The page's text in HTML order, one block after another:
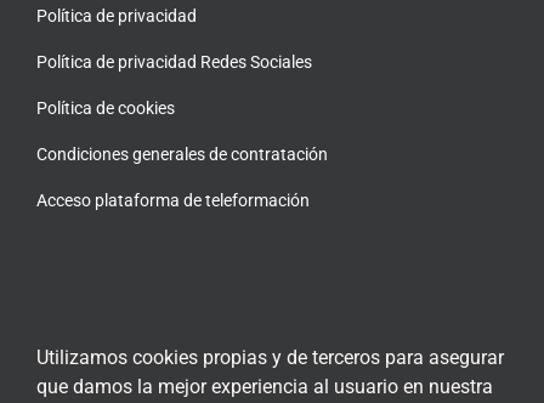
Política de privacidad
Política de privacidad Redes Sociales
Política de cookies
Condiciones generales de contratación
Acceso plataforma de teleformación
Utilizamos cookies propias y de terceros para asegurar
que damos la mejor experiencia al usuario en nuestra